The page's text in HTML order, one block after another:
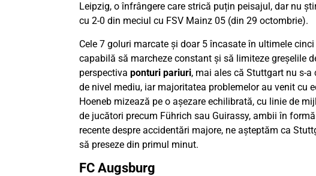
Leipzig, o înfrângere care strică puțin peisajul, dar nu
cu 2-0 din meciul cu FSV Mainz 05 (din 29 octombrie).
Cele 7 goluri marcate și doar 5 încasate în ultimele
capabilă să marcheze constant și să limiteze greșelile
perspectiva ponturi pariuri, mai ales că Stuttgart nu s-
de nivel mediu, iar majoritatea problemelor au venit cu
Hoeneb mizează pe o așezare echilibrată, cu linie de
de jucători precum Führich sau Guirassy, ambii în
recente despre accidentări majore, ne așteptăm ca
să preseze din primul minut.
FC Augsburg